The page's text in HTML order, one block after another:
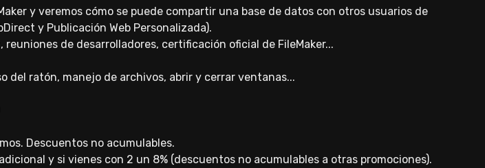
y veremos cómo se puede compartir una base de datos con otros usuarios de
y Publicación Web Personalizada).
de desarrolladores, certificación oficial de FileMaker...
del ratón, manejo de archivos, abrir y cerrar ventanas...
Descuentos no acumulables.
y si vienes con 2 un 8% (descuentos no acumulables a otras promociones).